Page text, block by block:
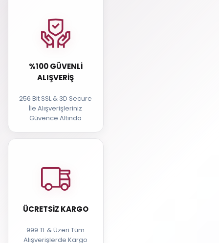
%100 GÜVENLI
ALIŞVERIŞ
256 Bit SSL & 3D Secure
İle Alışverişleriniz
Güvence Altında
ÜCRETSIZ KARGO
999 TL & Üzeri Tüm
Alışverişlerde Kargo